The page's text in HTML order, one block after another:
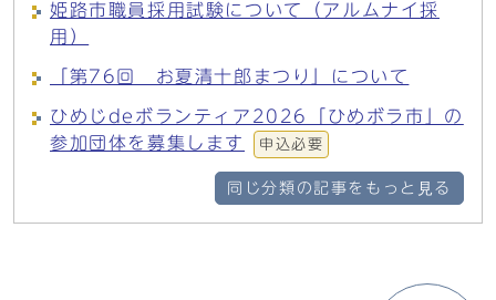
姫路市職員採用試験について（アルムナイ採
用）
「第76回 お夏清十郎まつり」について
ひめじdeボランティア2026「ひめボラ市」の
参加団体を募集します
申込必要
同じ分類の記事をもっと見る